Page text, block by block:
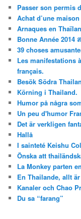
Passer son permis
Achat d’une
Arnaques en
Bonne Année 2014
39 choses
Les manifestations
français.
Besök Södra
Körning i Thailand.
Humor på några
Un peu d'humor
Det är verkligen
Hallå
I sainteté Keishu
Önska att
La Monkey parten
En Thailande, allt
Kanaler och Chao
Du sa “farang”